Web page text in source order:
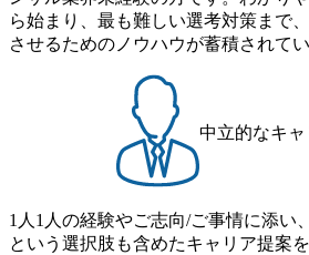
ら始まり、最も難しい選考対策まで
させるためのノウハウが蓄積されてい
中立的なキ
1人1人の経験やご志向/ご事情に添い
という選択肢も含めたキャリア提案